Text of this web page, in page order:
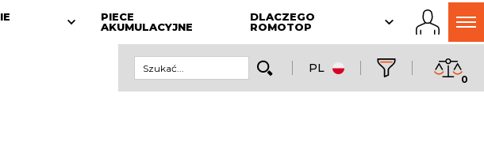
PIECE
AKUMULACYJNE
DLACZEGO
ROMOTOP
PL
0